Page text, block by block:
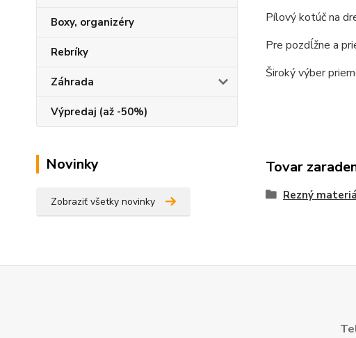
Boxy, organizéry
Rebríky
Záhrada
Výpredaj (až -50%)
Novinky
Zobraziť všetky novinky
Pílový kotúč na
Pre pozdĺžne a
Široký výber
Tovar
Rezný